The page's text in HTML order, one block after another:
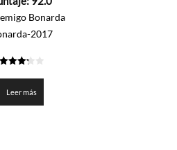
Bonarda
2017
Leer más